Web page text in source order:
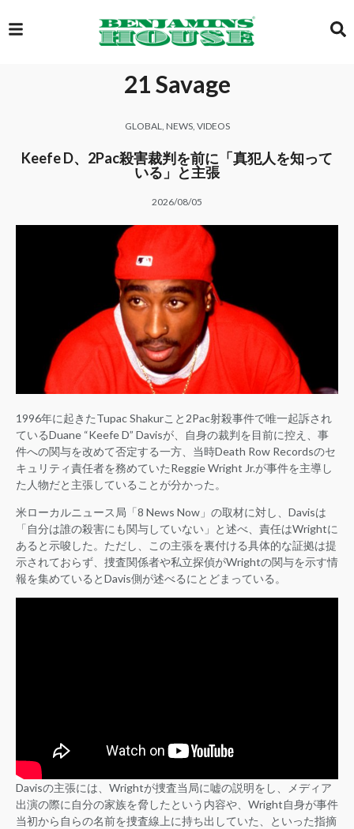
EXCLUSIVE
GLOBAL
GALLERY
LOGIN
21 Savage
GLOBAL NEWS, VIDEOS
Keefe D、2Pac殺害裁判を前に「真犯人を知って
いる」と主張
2026/08/05
1996年に起きたTupac Shakurこと2Pac射殺事件で唯一起訴され
ているDuane “Keefe D” Davisが、自身の裁判を目前に控え、事
件への関与を改めて否定する一方、当時Death Row Recordsのセ
キュリティ責任者を務めていたReggie Wright Jr.が事件を主導し
た人物だと主張していることが分かった。
米ローカルニュース局「8 News Now」の取材に対し、Davisは
「自分は誰の殺害にも関与していない」と述べ、責任はWrightに
あると示唆した。ただし、この主張を裏付ける具体的な証拠は提
示されておらず、捜査関係者や私立探偵がWrightの関与を示す情
報を集めているとDavis側が述べるにとどまっている。
Davisの主張には、Wrightが捜査当局に嘘の説明をし、メディア
出演の際に自分の家族を脅したという内容や、Wright自身が事件
当初から自らの名前を捜査線上に持ち出していた、といった指摘